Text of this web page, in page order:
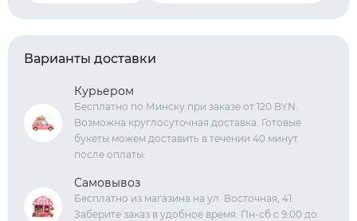
Варианты доставки
Курьером
Бесплатно по Минску при заказе от 120 BYN.
Возможна круглосуточная доставка. Готовые
букеты можем доставить в течении 40 минут
после оплаты.
Самовывоз
Бесплатно из магазина на ул. Восточная, 41.
Заберите заказ в удобное время. Пн-сб с 9:00 до